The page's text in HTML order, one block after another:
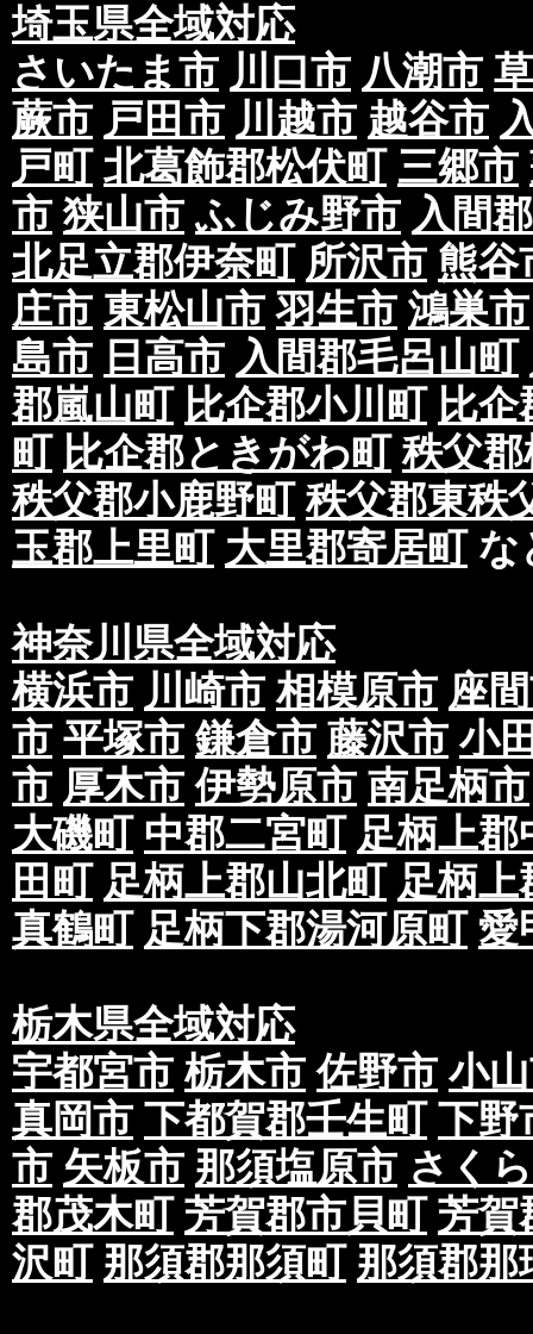
埼玉県全域対応
さいたま市 川口市 八潮市
蕨市 戸田市 川越市 越谷市
戸町 北葛飾郡松伏町 三郷市
市 狭山市 ふじみ野市 入間
北足立郡伊奈町 所沢市 熊谷
庄市 東松山市 羽生市 鴻巣市
島市 日高市 入間郡毛呂山町
郡嵐山町 比企郡小川町 比
町 比企郡ときがわ町 秩父
秩父郡小鹿野町 秩父郡東秩
玉郡上里町 大里郡寄居町な
神奈川県全域対応
横浜市 川崎市 相模原市 座
市 平塚市 鎌倉市 藤沢市 小
市 厚木市 伊勢原市 南足柄市
大磯町 中郡二宮町 足柄上郡
田町 足柄上郡山北町 足柄上
真鶴町 足柄下郡湯河原町 愛
栃木県全域対応
宇都宮市 栃木市 佐野市 小
真岡市 下都賀郡壬生町 下野
市 矢板市 那須塩原市 さく
郡茂木町 芳賀郡市貝町 芳賀
沢町 那須郡那須町 那須郡那